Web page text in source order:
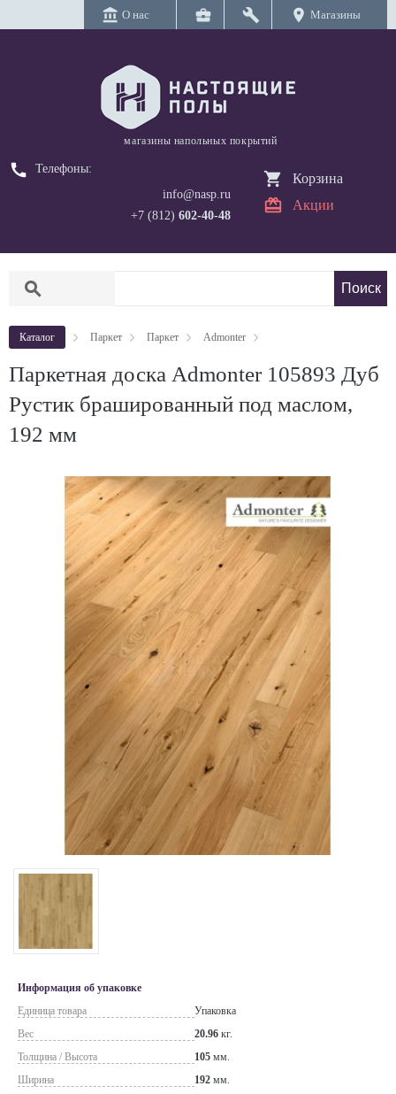
account_balance О нас business_center build location_on Магазины
магазины напольных покрытий
call
Телефоны:
info@nasp.ru
+7 (812) 602-40-48
Корзина
Акции
search
Каталог Паркет Паркет Admonter
Паркетная доска Admonter 105893 Дуб
Рустик брашированный под маслом,
192 мм
Информация об упаковке
Единица товара
Упаковка
Вес
20.96 кг.
Толщина / Высота
105 мм.
Ширина
192 мм.